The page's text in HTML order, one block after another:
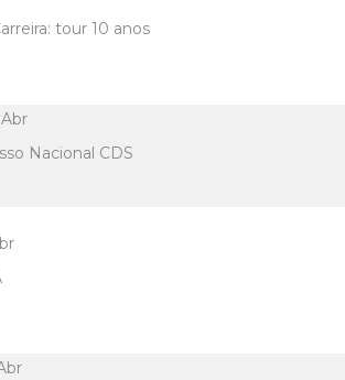
tour 10 anos
Nacional CDS